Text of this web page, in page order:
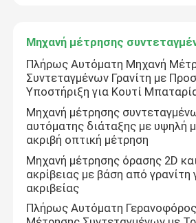
Σπίτι
Προϊόντα
Βίντεο
Σχετικά με εμάς
Επισκέψεις στο εργοστάσιο
Μηχανή μέτρησης
Πλήρως Αυτόματη Μηχανή
Συντεταγμένων Γρανίτη με
Υποστήριξη για Κουτί
Μηχανή μέτρησης
αυτόματης διάταξης με υψηλή
ακριβή οπτική μέτρηση
Μηχανή μέτρησης όρασης 2D
ακρίβειας με βάση από γρανίτη
ακριβείας
Πλήρως Αυτόματη